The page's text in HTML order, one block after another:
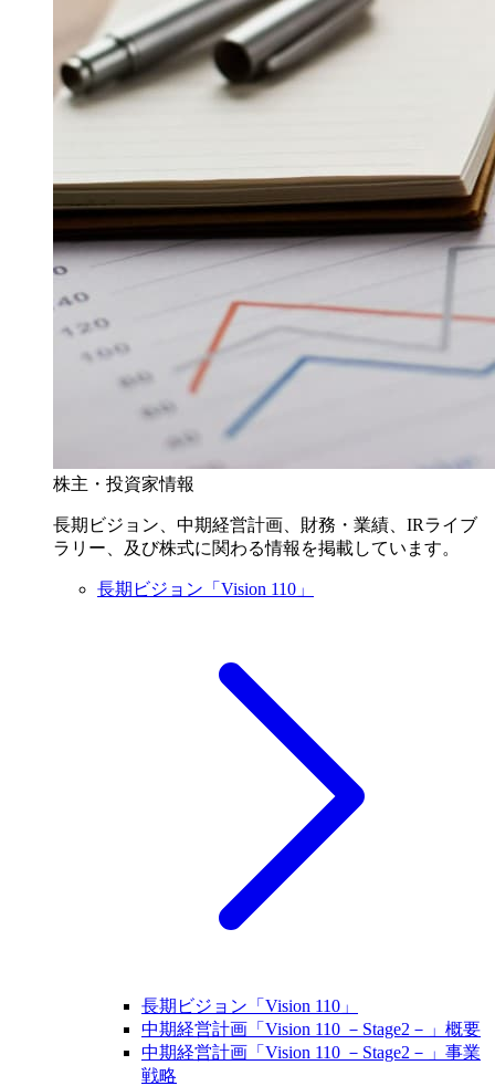
株主・投資家情報
長期ビジョン、中期経営計画、財務・業績、IRライブ
ラリー、及び株式に関わる情報を掲載しています。
長期ビジョン「Vision 110」
長期ビジョン「Vision 110」
中期経営計画「Vision 110 －Stage2－」概要
中期経営計画「Vision 110 －Stage2－」事業
戦略